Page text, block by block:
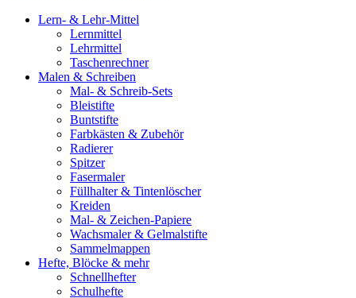
Lern- & Lehr-Mittel
Lernmittel
Lehrmittel
Taschenrechner
Malen & Schreiben
Mal- & Schreib-Sets
Bleistifte
Buntstifte
Farbkästen & Zubehör
Radierer
Spitzer
Fasermaler
Füllhalter & Tintenlöscher
Kreiden
Mal- & Zeichen-Papiere
Wachsmaler & Gelmalstifte
Sammelmappen
Hefte, Blöcke & mehr
Schnellhefter
Schulhefte